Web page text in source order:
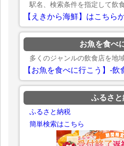
駅名、検索条件を指定して飲
【えきから海鮮】はこちら
お魚を食べ
多くのジャンルの飲食店を地
【お魚を食べに行こう】-
ふるさ
ふるさと納税
簡単検索はこちら